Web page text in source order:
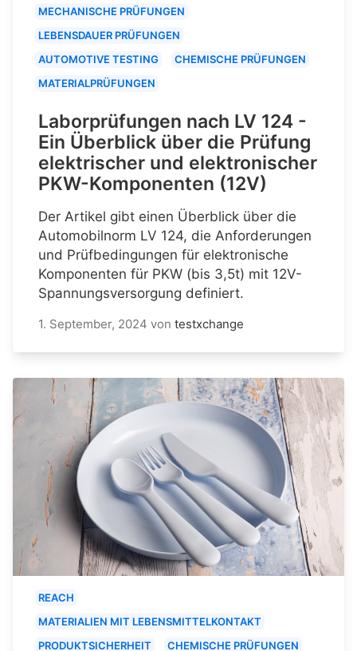
MECHANISCHE PRÜFUNGEN
LEBENSDAUER PRÜFUNGEN
AUTOMOTIVE TESTING
CHEMISCHE PRÜFUNGEN
MATERIALPRÜFUNGEN
Laborprüfungen nach LV 124 -
Ein Überblick über die Prüfung
elektrischer und elektronischer
PKW-Komponenten (12V)
Der Artikel gibt einen Überblick über die
Automobilnorm LV 124, die Anforderungen
und Prüfbedingungen für elektronische
Komponenten für PKW (bis 3,5t) mit 12V-
Spannungsversorgung definiert.
1. September, 2024 von testxchange
REACH
MATERIALIEN MIT LEBENSMITTELKONTAKT
PRODUKTSICHERHEIT
CHEMISCHE PRÜFUNGEN